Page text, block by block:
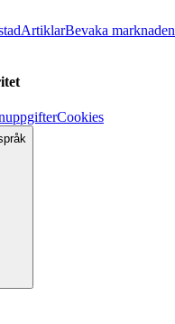
ArtiklarBevaka marknaden
Cookies